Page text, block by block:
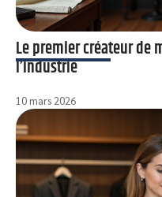
Le premier créateur de
l’industrie
10 mars 2026